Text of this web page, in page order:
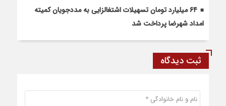
۶۴ میلیارد تومان تسهیلات اشتغالزایی به مددجویان کمیته
امداد شهرضا پرداخت شد
ثبت دیدگاه